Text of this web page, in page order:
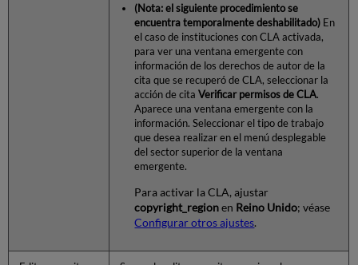
(Nota: el siguiente procedimiento se
encuentra temporalmente deshabilitado) En
el caso de instituciones con CLA activada,
para ver una ventana emergente con
información de los derechos de autor de la
cita que se recuperó de CLA, seleccionar la
acción de citaVerificar permisos de CLA.
Aparece una ventana emergente con la
información. Seleccionar el tipo de trabajo
que desea realizar en el menú desplegable
del sector superior de la ventana
emergente.
Para activar la CLA, ajustar
copyright_regionen Reino Unido; véase
Configurar otros ajustes.